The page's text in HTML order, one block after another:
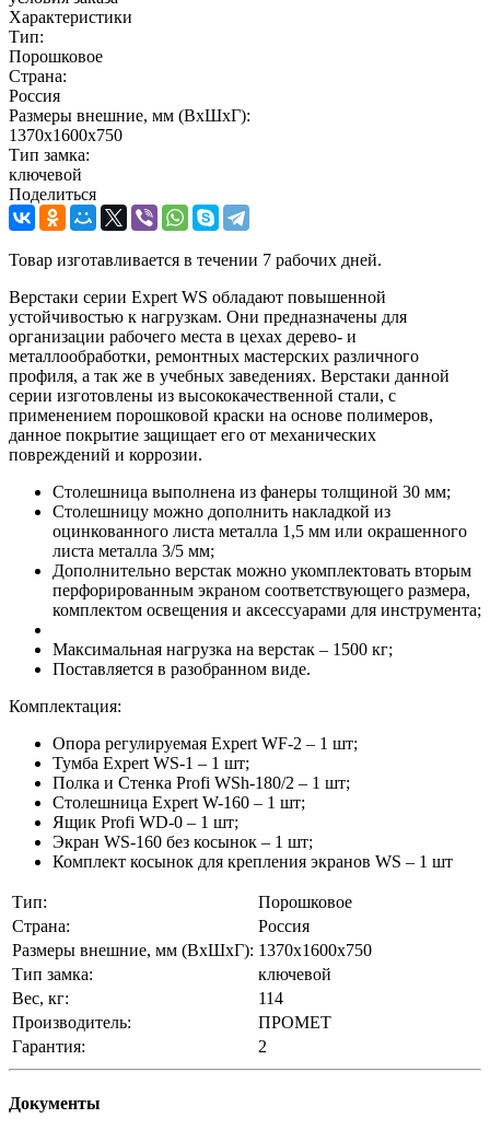
Характеристики
Тип:
Порошковое
Страна:
Россия
Размеры внешние, мм (ВхШхГ):
1370x1600x750
Тип замка:
ключевой
Поделиться
Товар изготавливается в течении 7 рабочих дней.
Верстаки серии Expert WS обладают повышенной
устойчивостью к нагрузкам. Они предназначены для
организации рабочего места в цехах дерево- и
металлообработки, ремонтных мастерских различного
профиля, а так же в учебных заведениях. Верстаки данной
серии изготовлены из высококачественной стали, с
применением порошковой краски на основе полимеров,
данное покрытие защищает его от механических
повреждений и коррозии.
Столешница выполнена из фанеры толщиной 30 мм;
Столешницу можно дополнить накладкой из
оцинкованного листа металла 1,5 мм или окрашенного
листа металла 3/5 мм;
Дополнительно верстак можно укомплектовать вторым
перфорированным экраном соответствующего размера,
комплектом освещения и аксессуарами для инструмента;
Максимальная нагрузка на верстак – 1500 кг;
Поставляется в разобранном виде.
Комплектация:
Опора регулируемая Expert WF-2 – 1 шт;
Тумба Expert WS-1 – 1 шт;
Полка и Стенка Profi WSh-180/2 – 1 шт;
Столешница Expert W-160 – 1 шт;
Ящик Profi WD-0 – 1 шт;
Экран WS-160 без косынок – 1 шт;
Комплект косынок для крепления экранов WS – 1 шт
Тип:
Порошковое
Страна:
Россия
Размеры внешние, мм (ВхШхГ): 1370x1600x750
Тип замка:
ключевой
Вес, кг:
114
Производитель:
ПРОМЕТ
Гарантия:
2
Документы